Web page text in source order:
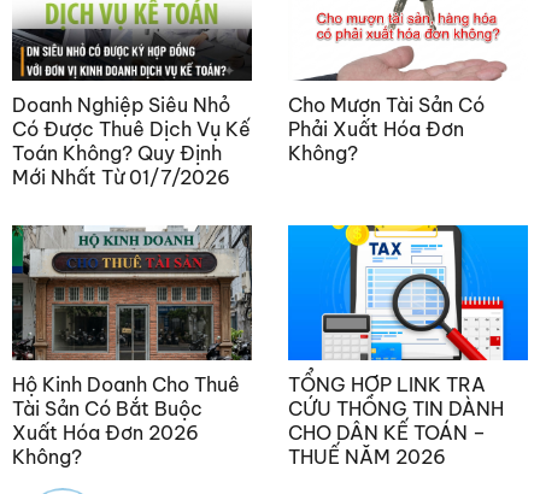
Doanh Nghiệp Siêu Nhỏ
Có Được Thuê Dịch Vụ Kế
Toán Không? Quy Định
Mới Nhất Từ 01/7/2026
Cho Mượn Tài Sản Có
Phải Xuất Hóa Đơn
Không?
Hộ Kinh Doanh Cho Thuê
Tài Sản Có Bắt Buộc
Xuất Hóa Đơn 2026
Không?
TỔNG HỢP LINK TRA
CỨU THÔNG TIN DÀNH
CHO DÂN KẾ TOÁN –
THUẾ NĂM 2026